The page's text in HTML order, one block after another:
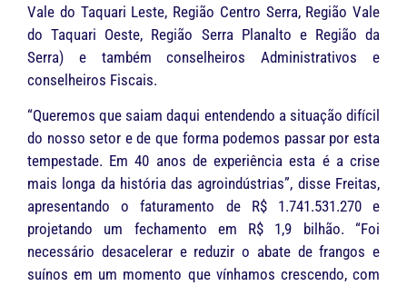
Vale do Taquari Leste, Região Centro Serra, Região Vale
do Taquari Oeste, Região Serra Planalto e Região da
Serra) e também conselheiros Administrativos e
conselheiros Fiscais.
“Queremos que saiam daqui entendendo a situação difícil
do nosso setor e de que forma podemos passar por esta
tempestade. Em 40 anos de experiência esta é a crise
mais longa da história das agroindústrias”, disse Freitas,
apresentando o faturamento de R$ 1.741.531.270 e
projetando um fechamento em R$ 1,9 bilhão. “Foi
necessário desacelerar e reduzir o abate de frangos e
suínos em um momento que vínhamos crescendo, com